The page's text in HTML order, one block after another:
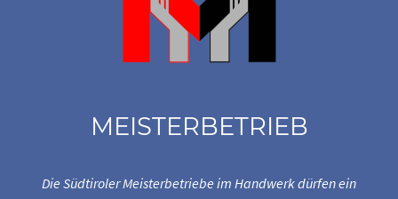
MEISTERBETRIEB
Die Südtiroler Meisterbetriebe im Handwerk dürfen ein